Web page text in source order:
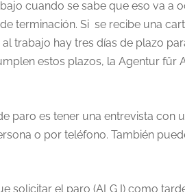
cuando se sabe que eso va a
terminación. Si se recibe una
trabajo hay tres días de plazo
estos plazos, la Agentur für
paro es tener una entrevista con
o por teléfono. También
solicitar el paro (ALG I) como